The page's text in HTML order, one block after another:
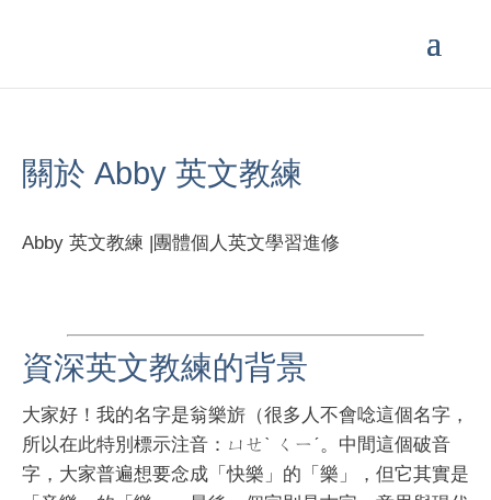
關於 Abby 英文教練
Abby 英文教練 |團體個人英文學習進修
資深英文教練的背景
大家好！我的名字是翁樂旂（很多人不會唸這個名字，
所以在此特別標示注音：ㄩㄝˋ ㄑㄧˊ。中間這個破音
字，大家普遍想要念成「快樂」的「樂」，但它其實是